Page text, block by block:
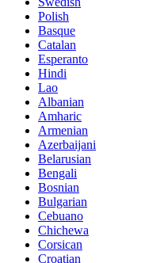
Polish
Basque
Catalan
Esperanto
Hindi
Lao
Albanian
Amharic
Armenian
Azerbaijani
Belarusian
Bengali
Bosnian
Bulgarian
Cebuano
Chichewa
Corsican
Croatian